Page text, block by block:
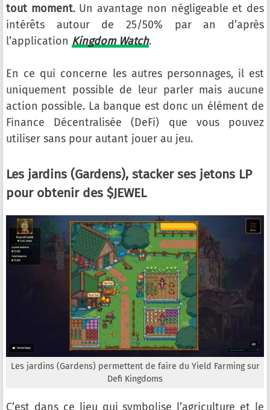
tout moment. Un avantage non négligeable et des
intérêts autour de 25/50% par an d’après
l’application Kingdom Watch.
En ce qui concerne les autres personnages, il est
uniquement possible de leur parler mais aucune
action possible. La banque est donc un élément de
Finance Décentralisée (DeFi) que vous pouvez
utiliser sans pour autant jouer au jeu.
Les jardins (Gardens), stacker ses jetons LP
pour obtenir des $JEWEL
Les jardins (Gardens) permettent de faire du Yield Farming sur
Defi Kingdoms
C’est dans ce lieu qui symbolise l’agriculture et le